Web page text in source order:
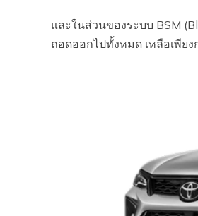
และในส่วนของระบบ BSM
ถอดออกไปทั้งหมด เหลือเพีย